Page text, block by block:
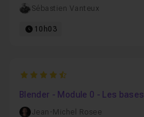
Sébastien Vanteux
10h03
4.7777777777778
Blender - Module 0 - Les bases
Jean-Michel Rosee